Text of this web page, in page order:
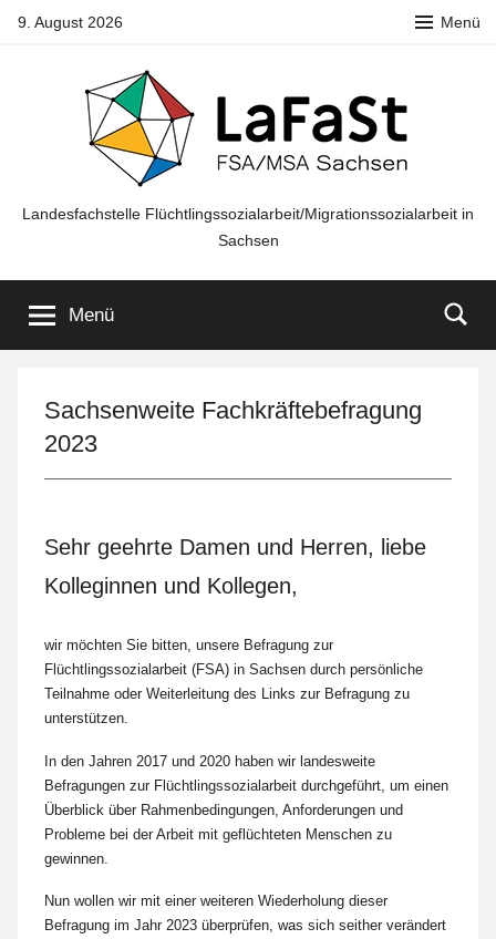
Zum9. August 2026 Menü
LaFaSt
FSA/MSA
Sachsen
Landesfachstelle Flüchtlingssozialarbeit/Migrationssozialarbeit in
Sachsen
Menü
Sachsenweite Fachkräftebefragung
2023
Sehr geehrte Damen und Herren, liebe
Kolleginnen und Kollegen,
wir möchten Sie bitten, unsere Befragung zur
Flüchtlingssozialarbeit (FSA) in Sachsen durch persönliche
Teilnahme oder Weiterleitung des Links zur Befragung zu
unterstützen.
In den Jahren 2017 und 2020 haben wir landesweite
Befragungen zur Flüchtlingssozialarbeit durchgeführt, um einen
Überblick über Rahmenbedingungen, Anforderungen und
Probleme bei der Arbeit mit geflüchteten Menschen zu
gewinnen.
Nun wollen wir mit einer weiteren Wiederholung dieser
Befragung im Jahr 2023 überprüfen, was sich seither verändert